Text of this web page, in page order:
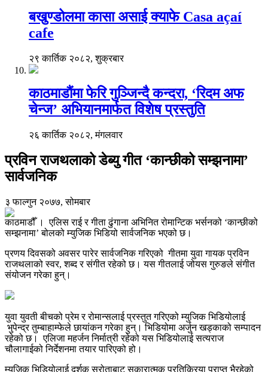
बखुण्डोलमा कासा असाई क्याफे Casa açaí
cafe
२९ कार्तिक २०८२, शुक्रबार
काठमाडौंमा फेरि गुञ्जिन्दै कन्दरा, ‘रिदम अफ
चेन्ज’ अभियानमार्फत विशेष प्रस्तुति
२६ कार्तिक २०८२, मंगलवार
प्रविन राजथलाको डेब्यु गीत ‘कान्छीको सम्झनामा’
सार्वजनिक
३ फाल्गुन २०७७, सोमबार
काठमाडौँ । एलिस राई र गीता ढुंगाना अभिनित रोमान्टिक भर्सनको ‘कान्छीको
सम्झनामा’ बोलको म्युजिक भिडियो सार्वजनिक भएको छ।
प्रणय दिवसको अवसर पारेर सार्वजनिक गरिएको गीतमा युवा गायक प्रविन
राजथलाको स्वर, शब्द र संगीत रहेको छ। यस गीतलाई जोयस गुरुङले संगीत
संयोजन गरेका हुन्।
युवा युवती बीचको प्रेम र रोमान्सलाई प्रस्तुत गरिएको म्युजिक भिडियोलाई
भुपेन्द्र तुम्बाहाम्फेले छायांकन गरेका हुन्। भिडियोमा अर्जुन खड्काको सम्पादन
रहेको छ। एलिजा महर्जन निर्मात्री रहेको यस भिडियोलाई सत्यराज
चौलागाईको निर्देशनमा तयार पारिएको हो।
म्युजिक भिडियोलाई दर्शक स्रोताबाट सकारात्मक प्रतिक्रिया प्राप्त भैरहेको